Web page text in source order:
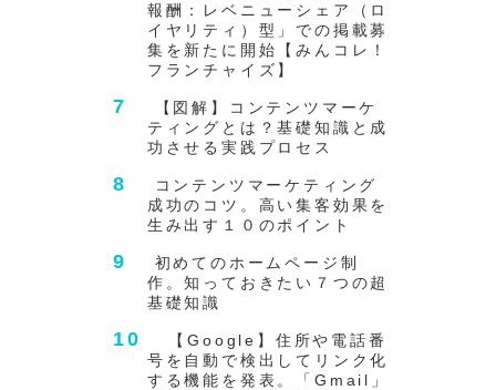
報酬：レベニューシェア（ロ
イヤリティ）型」での掲載募
集を新たに開始【みんコレ！
フランチャイズ】
【図解】コンテンツマーケ
ティングとは？基礎知識と成
功させる実践プロセス
コンテンツマーケティング
成功のコツ。高い集客効果を
生み出す１０のポイント
初めてのホームページ制
作。知っておきたい７つの超
基礎知識
【Google】住所や電話番
号を自動で検出してリンク化
する機能を発表。「Gmail」